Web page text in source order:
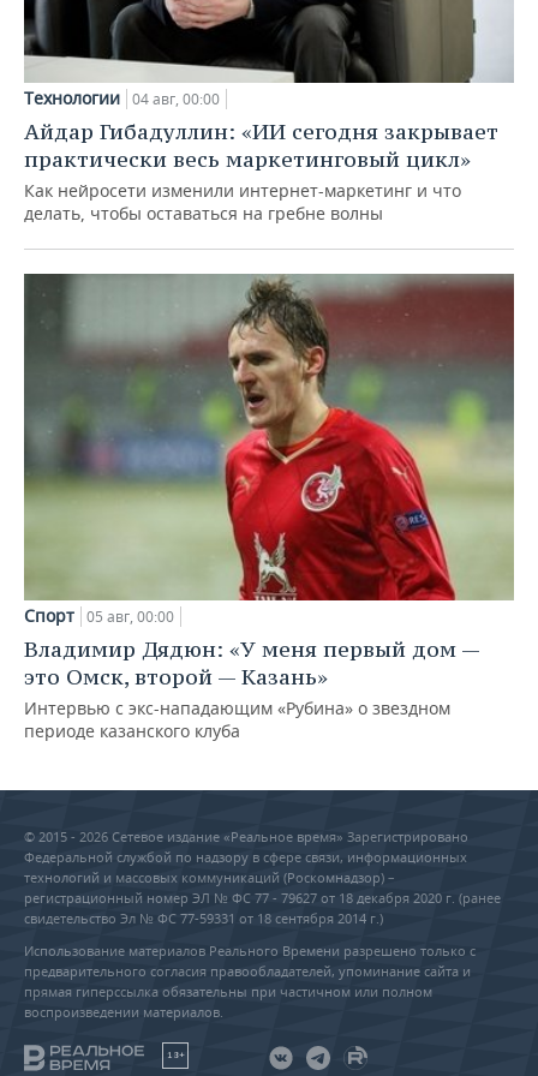
Технологии 04 авг, 00:00
Айдар Гибадуллин: «ИИ сегодня закрывает
практически весь маркетинговый цикл»
Как нейросети изменили интернет-маркетинг и что
делать, чтобы оставаться на гребне волны
Спорт 05 авг, 00:00
Владимир Дядюн: «У меня первый дом —
это Омск, второй — Казань»
Интервью с экс-нападающим «Рубина» о звездном
периоде казанского клуба
© 2015 - 2026 Сетевое издание «Реальное время» Зарегистрировано
Федеральной службой по надзору в сфере связи, информационных
технологий и массовых коммуникаций (Роскомнадзор) –
регистрационный номер ЭЛ № ФС 77 - 79627 от 18 декабря 2020 г. (ранее
свидетельство Эл № ФС 77-59331 от 18 сентября 2014 г.)
Использование материалов Реального Времени разрешено только с
предварительного согласия правообладателей, упоминание сайта и
прямая гиперссылка обязательны при частичном или полном
воспроизведении материалов.
18+